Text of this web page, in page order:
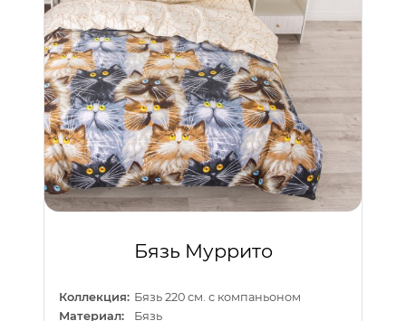
Бязь Муррито
Коллекция: Бязь 220 см. с компаньоном
Материал:
Бязь